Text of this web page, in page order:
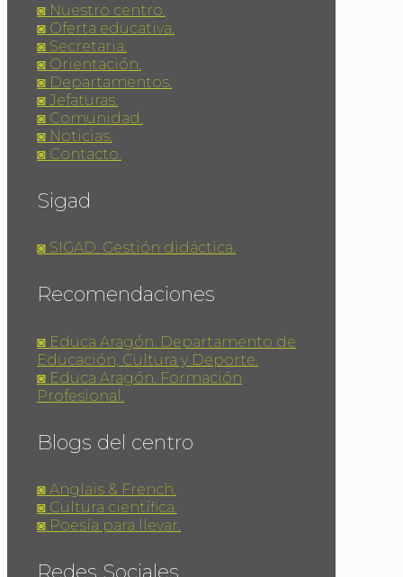
◙ Nuestro centro.
◙ Oferta educativa.
◙ Secretaria.
◙ Orientación.
◙ Departamentos.
◙ Jefaturas.
◙ Comunidad.
◙ Noticias.
◙ Contacto.
Sigad
◙ SIGAD. Gestión didáctica.
Recomendaciones
◙ Educa Aragón. Departamento de
Educación, Cultura y Deporte.
◙ Educa Aragón. Formación
Profesional.
Blogs del centro
◙ Anglais & French.
◙ Cultura científica.
◙ Poesía para llevar.